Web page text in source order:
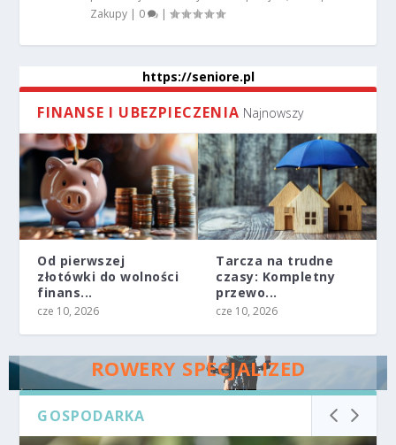
Zakupy | 0 |
https://seniore.pl
FINANSE I UBEZPIECZENIA Najnowszy
Od pierwszej
złotówki do wolności
finans...
cze 10, 2026
Tarcza na trudne
czasy: Kompletny
przewo...
cze 10, 2026
ROWERY SPECJALIZED
GOSPODARKA